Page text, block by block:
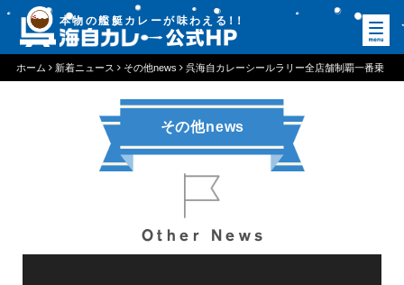
本物の艦艇カレーが味わえる ！！
ホーム 新着ニュース その他news 呉海自カレーシールラリー全店舗制覇一番乗
その他news
Other News